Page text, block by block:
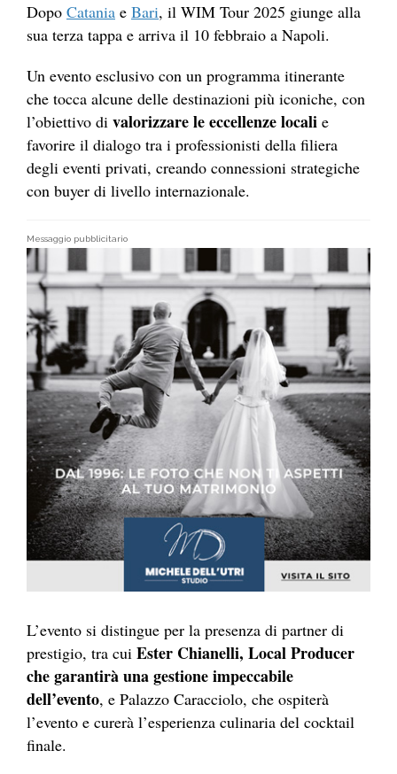
Dopo Catania e Bari, il WIM Tour 2025 giunge alla
sua terza tappa e arriva il 10 febbraio a Napoli.
Un evento esclusivo con un programma itinerante
che tocca alcune delle destinazioni più iconiche, con
l’obiettivo di valorizzare le eccellenze locali e
favorire il dialogo tra i professionisti della filiera
degli eventi privati, creando connessioni strategiche
con buyer di livello internazionale.
Messaggio pubblicitario
L’evento si distingue per la presenza di partner di
prestigio, tra cui Ester Chianelli, Local Producer
che garantirà una gestione impeccabile
dell’evento, e Palazzo Caracciolo, che ospiterà
l’evento e curerà l’esperienza culinaria del cocktail
finale.